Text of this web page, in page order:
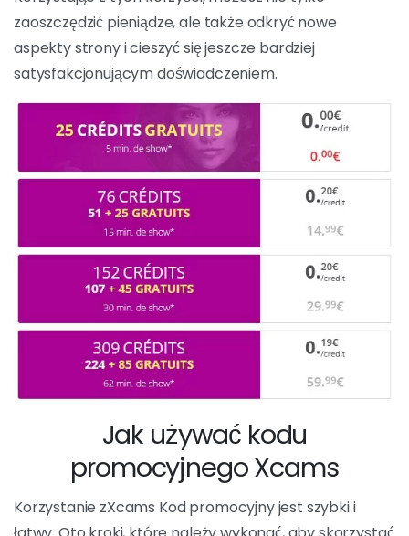
korzystanie z usług oferowanych przezXcams .
DlategoXcams kod promocyjny
to znacznie więcej
niż tylko możliwość zaoszczędzenia pieniędzy. Jest to
strategiczny sposób na zmaksymalizowanie
przyjemności z sesji wideo na żywo poprzez dostęp do
ekskluzywnych rabatów, atrakcyjnych ofert
specjalnych i dodatkowych korzyści, które dodają
dodatkowy wymiar do doświadczenia Xcams.
Korzystając z tych korzyści, możesz nie tylko
zaoszczędzić pieniądze, ale także odkryć nowe
aspekty strony i cieszyć się jeszcze bardziej
satysfakcjonującym doświadczeniem.